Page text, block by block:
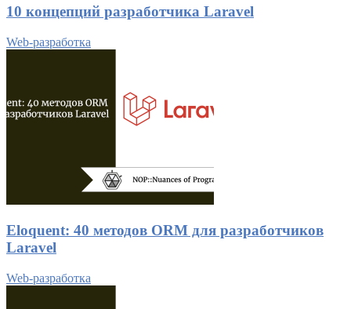
10 концепций разработчика Laravel
Web-разработка
Eloquent: 40 методов ORM для разработчиков
Laravel
Web-разработка